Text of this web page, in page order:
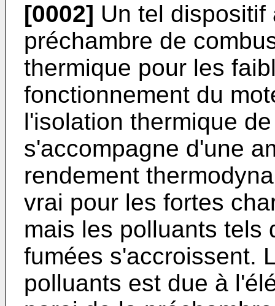
[0002] Un tel
préchambre de
thermique pour les
fonctionnement du
l'isolation thermique
s'accompagne d'une
rendement
vrai pour les fortes
mais les polluants tels
fumées s'accroissent.
polluants est due à